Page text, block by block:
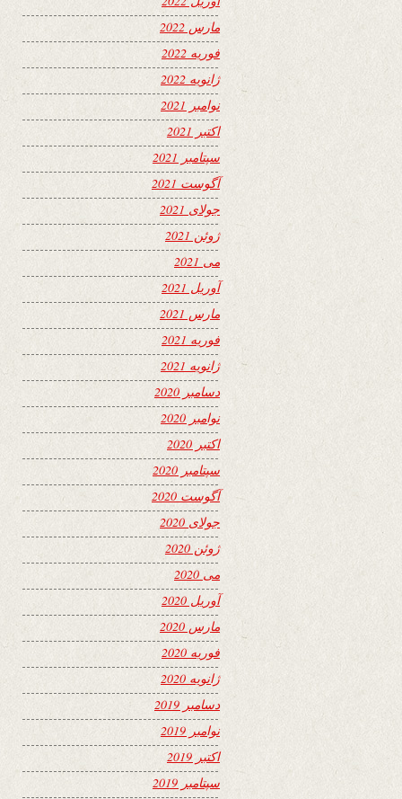
مارس 2022
فوریه 2022
ژانویه 2022
نوامبر 2021
اکتبر 2021
سپتامبر 2021
آگوست 2021
جولای 2021
ژوئن 2021
می 2021
آوریل 2021
مارس 2021
فوریه 2021
ژانویه 2021
دسامبر 2020
نوامبر 2020
اکتبر 2020
سپتامبر 2020
آگوست 2020
جولای 2020
ژوئن 2020
می 2020
آوریل 2020
مارس 2020
فوریه 2020
ژانویه 2020
دسامبر 2019
نوامبر 2019
اکتبر 2019
سپتامبر 2019